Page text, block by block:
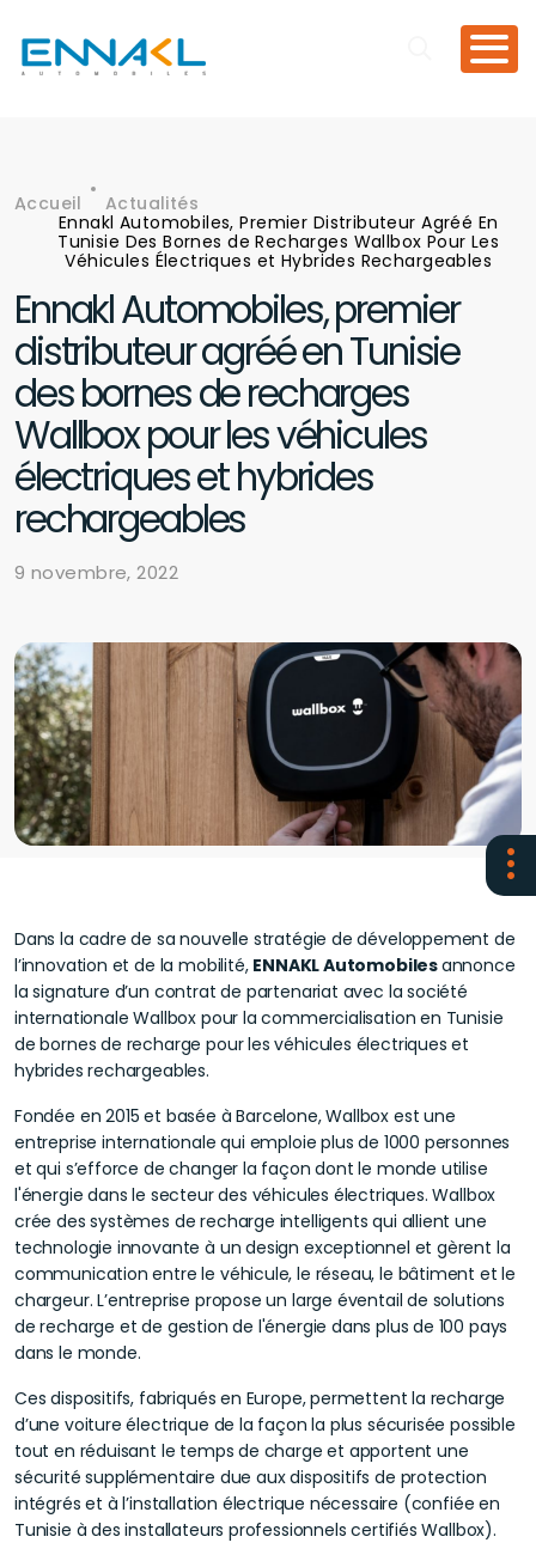
Fil d'Ariane
Accueil
Actualités
Ennakl Automobiles, Premier Distributeur Agréé En
Tunisie Des Bornes de Recharges Wallbox Pour Les
Véhicules Électriques et Hybrides Rechargeables
Ennakl Automobiles, premier
distributeur agréé en Tunisie
des bornes de recharges
Wallbox pour les véhicules
électriques et hybrides
rechargeables
9 novembre, 2022
Dans la cadre de sa nouvelle stratégie de développement de
l’innovation et de la mobilité, ENNAKL Automobilesannonce
la signature d’un contrat de partenariat avec la société
internationale Wallbox pour la commercialisation en Tunisie
de bornes de recharge pour les véhicules électriques et
hybrides rechargeables.
Fondée en 2015 et basée à Barcelone, Wallbox est une
entreprise internationale qui emploie plus de 1000 personnes
et qui s’efforce de changer la façon dont le monde utilise
l'énergie dans le secteur des véhicules électriques. Wallbox
crée des systèmes de recharge intelligents qui allient une
technologie innovante à un design exceptionnel et gèrent la
communication entre le véhicule, le réseau, le bâtiment et le
chargeur. L’entreprise propose un large éventail de solutions
de recharge et de gestion de l'énergie dans plus de 100 pays
dans le monde.
Ces dispositifs, fabriqués en Europe, permettent la recharge
d’une voiture électrique de la façon la plus sécurisée possible
tout en réduisant le temps de charge et apportent une
sécurité supplémentaire due aux dispositifs de protection
intégrés et à l’installation électrique nécessaire (confiée en
Tunisie à des installateurs professionnels certifiés Wallbox).